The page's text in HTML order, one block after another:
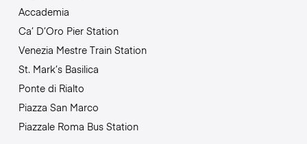
Accademia
Ca’ D’Oro Pier Station
Venezia Mestre Train Station
St. Mark’s Basilica
Ponte di Rialto
Piazza San Marco
Piazzale Roma Bus Station